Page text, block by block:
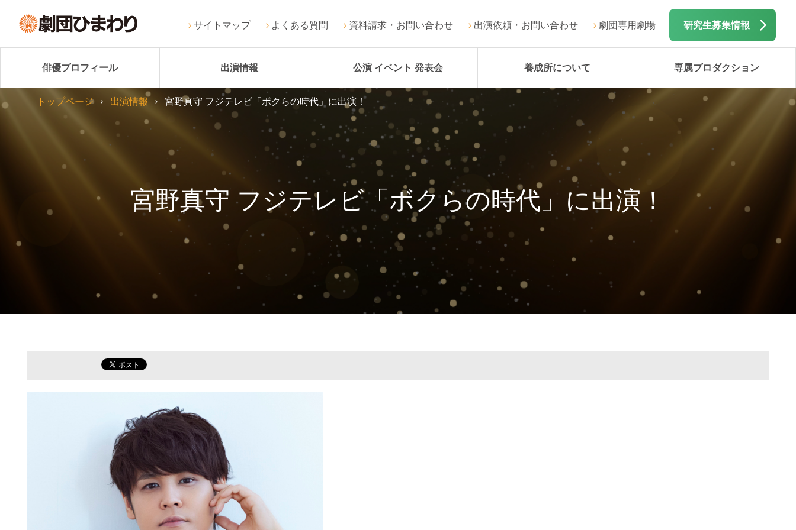
サイトマップ よくある質問 資料請求・お問い合わせ 出演依頼・お問い合わせ 劇団専用劇場 研究生募集情報
俳優プロフィール 出演情報 公演 イベント 発表会 養成所について 専属プロダクション
宮野真守 フジテレビ「ボクらの時代」に出演！
トップページ 出演情報 宮野真守 フジテレビ「ボクらの時代」に出演！